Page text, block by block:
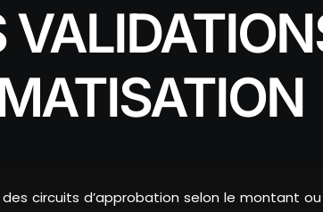
circuits d’approbation selon le montant